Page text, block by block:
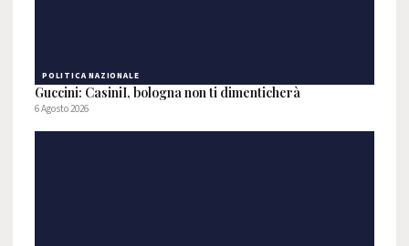
POLITICA NAZIONALE
Guccini: CasiniI, bologna non ti dimenticherà
6 Agosto 2026